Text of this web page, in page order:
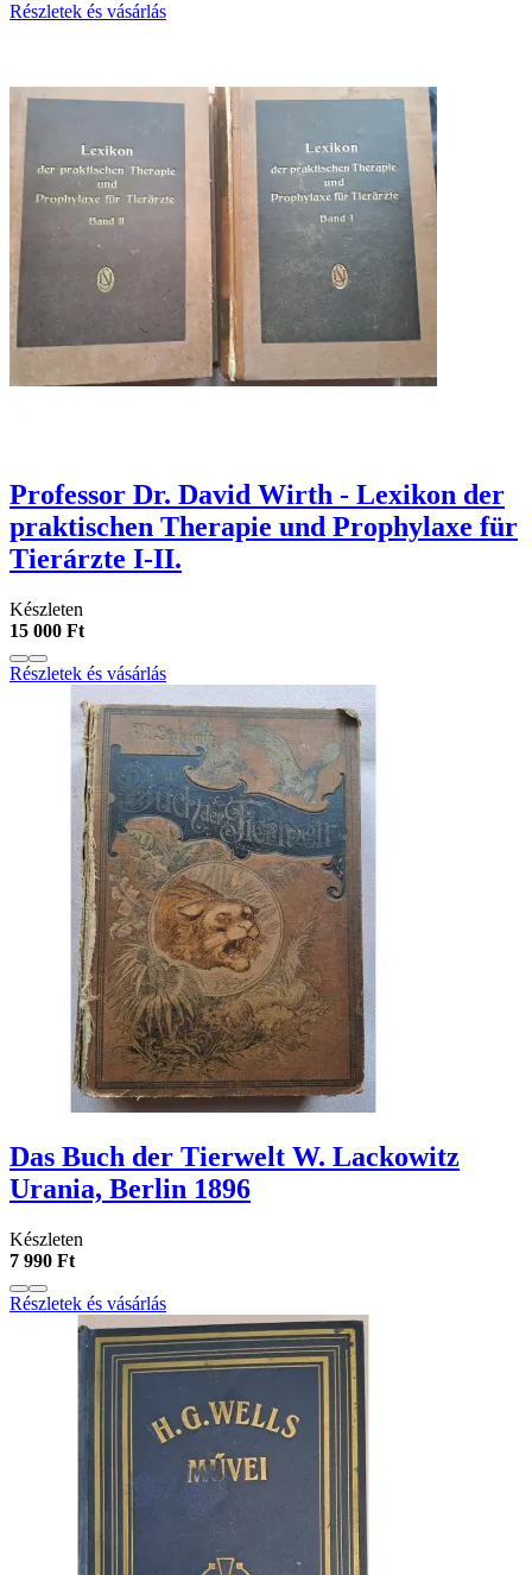
Részletek és vásárlás
Professor Dr. David Wirth - Lexikon der
praktischen Therapie und Prophylaxe für
Tierárzte I-II.
Készleten
15 000 Ft
Részletek és vásárlás
Das Buch der Tierwelt W. Lackowitz
Urania, Berlin 1896
Készleten
7 990 Ft
Részletek és vásárlás